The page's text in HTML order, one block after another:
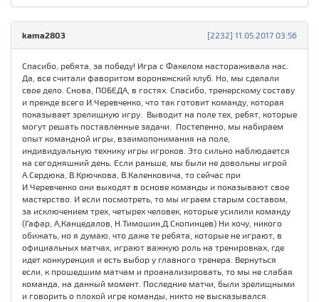
[2232] 11.05.2017 03:56
kama2803
Спасибо, ребята, за победу! Игра с Факелом настораживала нас.
Да, все считали фаворитом воронежский клуб. Но, мы сделали
свое дело. Снова, ПОБЕДА, в гостях. Спасибо, тренерскому составу
и прежде всего И.Черевченко, что так готовит команду, которая
показывает зрелищную игру. Выводит на поле тех, ребят, которые
могут решать поставленные задачи. Постепенно, мы набираем
опыт командной игры, взаимопонимания на поле,
индивидуальную технику игры игроков. Это сильно наблюдается
на сегодняшний день. Если раньше, мы были не довольны игрой
А.Сердюка, В.Крючкова, В.Каленковича, то сейчас при
И.Черевченко они выходят в основе команды и показывают свое
мастерство. И если посмотреть, то мы играем старым составом,
за исключением трех, четырех человек, которые усилили команду
(Гафар, А,Канцедалов, Н.Тимошин,Д.Скопинцев) Ни хочу, никого
обижать, но я думаю, что даже те ребята, которые не играют, в
официальных матчах, играют важную роль на тренировках, где
идет конкуренция и есть выбор у главного тренера. Вернуться
если, к прошедшим матчам и проанализировать, то мы не слабая
команда, на данный момент. Последние матчи, были зрелищными
и говорить о плохой игре команды, никто не высказывался.